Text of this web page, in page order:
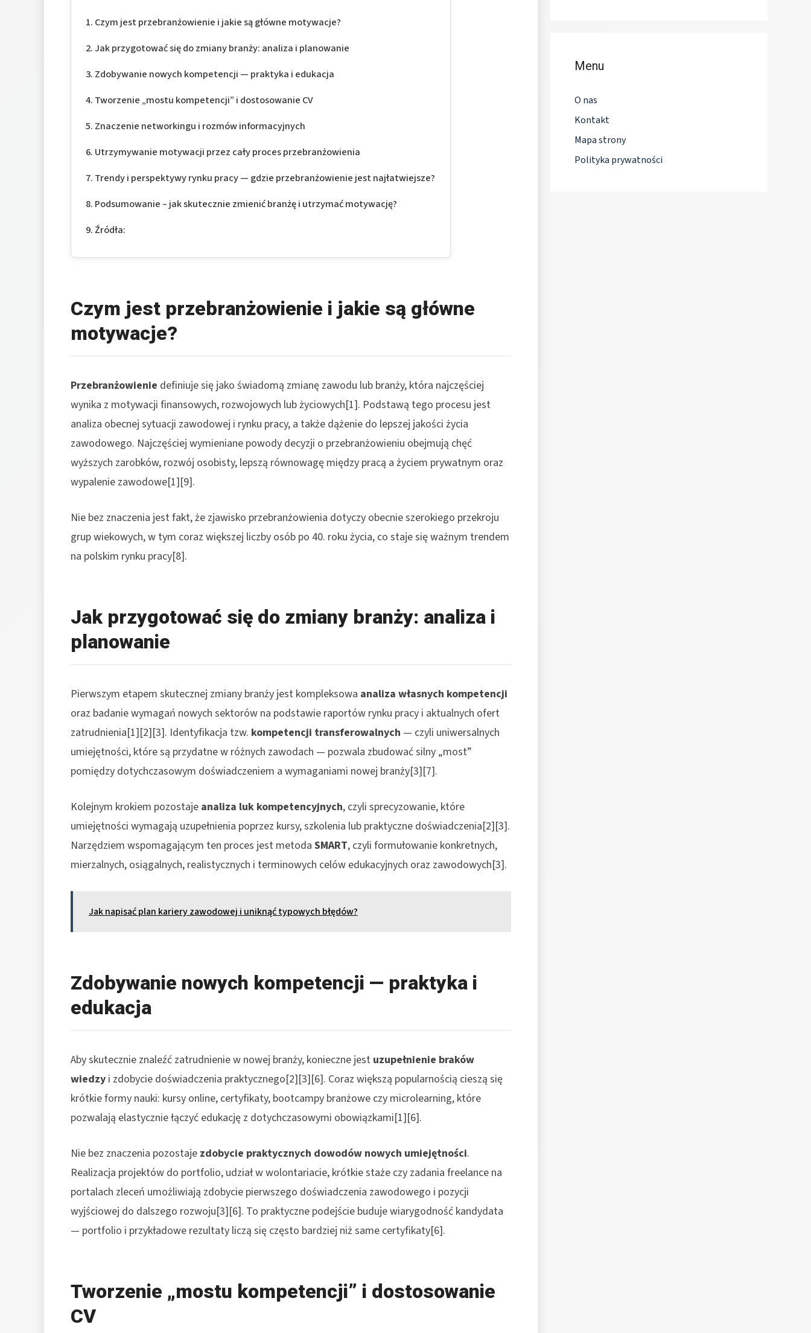
Czym jest przebranżowienie i jakie są główne motywacje?
Jak przygotować się do zmiany branży: analiza i planowanie
Zdobywanie nowych kompetencji — praktyka i edukacja
Tworzenie „mostu kompetencji” i dostosowanie CV
Znaczenie networkingu i rozmów informacyjnych
Utrzymywanie motywacji przez cały proces przebranżowienia
Trendy i perspektywy rynku pracy — gdzie przebranżowienie jest najłatwiejsze?
Podsumowanie – jak skutecznie zmienić branżę i utrzymać motywację?
Źródła:
Czym jest przebranżowienie i jakie są główne
motywacje?
Przebranżowienie definiuje się jako świadomą zmianę zawodu lub branży, która najczęściej
wynika z motywacji finansowych, rozwojowych lub życiowych[1]. Podstawą tego procesu jest
analiza obecnej sytuacji zawodowej i rynku pracy, a także dążenie do lepszej jakości życia
zawodowego. Najczęściej wymieniane powody decyzji o przebranżowieniu obejmują chęć
wyższych zarobków, rozwój osobisty, lepszą równowagę między pracą a życiem prywatnym oraz
wypalenie zawodowe[1][9].
Nie bez znaczenia jest fakt, że zjawisko przebranżowienia dotyczy obecnie szerokiego przekroju
grup wiekowych, w tym coraz większej liczby osób po 40. roku życia, co staje się ważnym trendem
na polskim rynku pracy[8].
Jak przygotować się do zmiany branży: analiza i
planowanie
Pierwszym etapem skutecznej zmiany branży jest kompleksowa analiza własnych kompetencji
oraz badanie wymagań nowych sektorów na podstawie raportów rynku pracy i aktualnych ofert
zatrudnienia[1][2][3]. Identyfikacja tzw. kompetencji transferowalnych — czyli uniwersalnych
umiejętności, które są przydatne w różnych zawodach — pozwala zbudować silny „most”
pomiędzy dotychczasowym doświadczeniem a wymaganiami nowej branży[3][7].
Kolejnym krokiem pozostaje analiza luk kompetencyjnych, czyli sprecyzowanie, które
umiejętności wymagają uzupełnienia poprzez kursy, szkolenia lub praktyczne doświadczenia[2][3].
Narzędziem wspomagającym ten proces jest metoda SMART, czyli formułowanie konkretnych,
mierzalnych, osiągalnych, realistycznych i terminowych celów edukacyjnych oraz zawodowych[3].
Jak napisać plan kariery zawodowej i uniknąć typowych błędów?
Zdobywanie nowych kompetencji — praktyka i
edukacja
Aby skutecznie znaleźć zatrudnienie w nowej branży, konieczne jest uzupełnienie braków
wiedzy i zdobycie doświadczenia praktycznego[2][3][6]. Coraz większą popularnością cieszą się
krótkie formy nauki: kursy online, certyfikaty, bootcampy branżowe czy microlearning, które
pozwalają elastycznie łączyć edukację z dotychczasowymi obowiązkami[1][6].
Nie bez znaczenia pozostaje zdobycie praktycznych dowodów nowych umiejętności.
Realizacja projektów do portfolio, udział w wolontariacie, krótkie staże czy zadania freelance na
portalach zleceń umożliwiają zdobycie pierwszego doświadczenia zawodowego i pozycji
wyjściowej do dalszego rozwoju[3][6]. To praktyczne podejście buduje wiarygodność kandydata
— portfolio i przykładowe rezultaty liczą się często bardziej niż same certyfikaty[6].
Tworzenie „mostu kompetencji” i dostosowanie
CV
Menu
O nas
Kontakt
Mapa strony
Polityka prywatności